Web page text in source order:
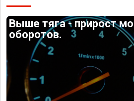
Выше тяга - прирост
оборотов.